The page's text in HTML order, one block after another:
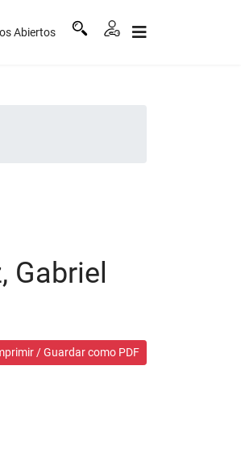
Abiertos
Gabriel
/ Guardar como PDF